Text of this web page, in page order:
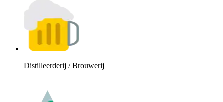
Distilleerderij / Brouwerij